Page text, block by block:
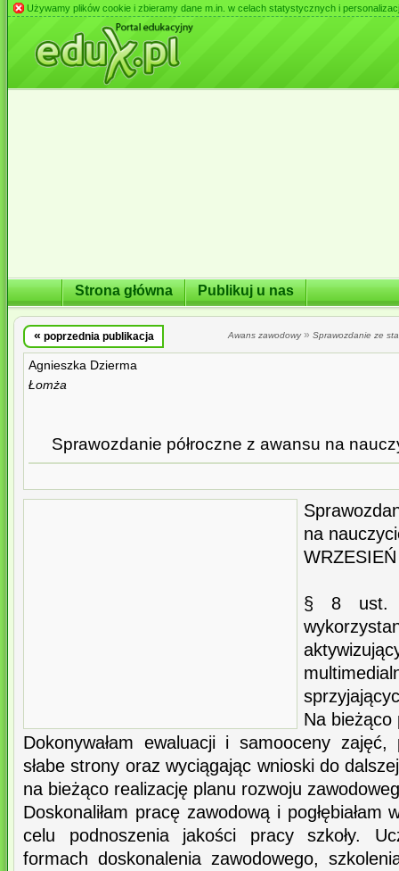
Używamy plików cookie i zbieramy dane m.in. w celach statystycznych i
Strona główna Publikuj u nas
« poprzednia publikacja Awans zawodowy» Sprawozdanie ze
Agnieszka Dzierma
Łomża
Sprawozdanie półroczne z awansu na
na
§ 8 ust.
Na bieżąco
Dokonywałam ewaluacji i samooceny
słabe strony oraz wyciągając wnioski do
na bieżąco realizację planu rozwoju
Doskonaliłam pracę zawodową i
celu podnoszenia jakości pracy szkoły.
formach doskonalenia zawodowego,